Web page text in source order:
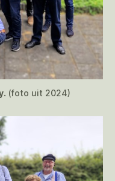
(foto uit 2024)